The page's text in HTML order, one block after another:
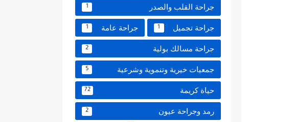
جراحة القلب والصدر 1
جراحة تجميل 1 جراحة عامة 1
جراحة مسالك بولية 2
جمعيات خيرية وتنموية وشرعية 5
حياة كريمة 72
رمد وجراحة عيون 2